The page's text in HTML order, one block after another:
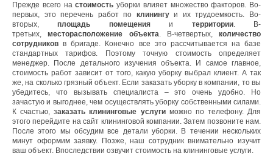
Прежде всего настоимость уборки влияет множество факторов. Во-
первых, это перечень работ по клинингуи их трудоемкость. Во-
вторых,площадь помещенияи территории. В-
третьих,месторасположение объекта. В-четвертых, количество
сотрудниковв бригаде. Конечно все это рассчитывается на базе
стандартных тарифов. Поэтому точную стоимость определяет
менеджер. После детального изучения объекта. И самое главное,
стоимость работ зависит от того, какую уборку выбрал клиент. А так
же, на сколько грязный объект. Если заказать уборку в компании, то вы
убедитесь, что вызывать специалиста – это очень удобно. Но
зачастую и выгоднее, чем осуществлять уборку собственными силами.
К счастью, заказать клининговые услугиможно по телефону. Для
этого перейдите на сайт клининговой компании. Затем позвоните нам.
После этого мы обсудим все детали уборки. В течении нескольких
минут оформим заявку. Позже, наш сотрудник внимательно изучит
ваш объект. Впоследствии озвучит стоимость на клининговые услуги.